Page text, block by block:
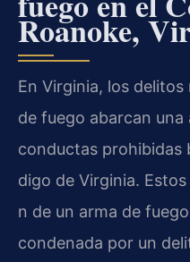
Roanoke,
En Virginia, los
de fuego abarcan una
conductas prohibidas
digo de Virginia.
n de un arma de
condenada por un